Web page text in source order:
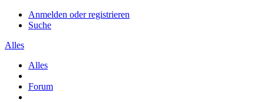
Anmelden oder registrieren
Suche
Alles
Alles
Forum